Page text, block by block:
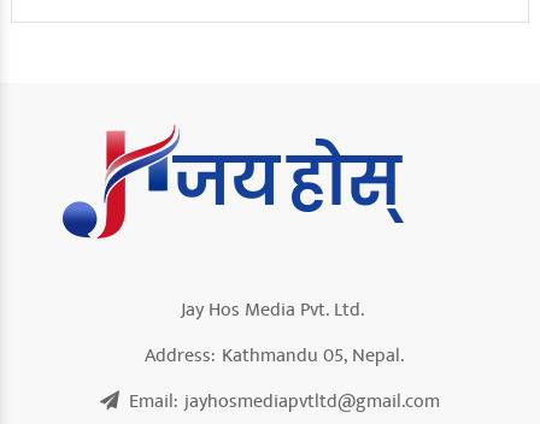
Jay Hos Media Pvt. Ltd.
Address: Kathmandu 05, Nepal.
Email: jayhosmediapvtltd@gmail.com